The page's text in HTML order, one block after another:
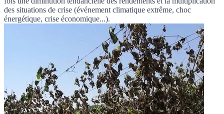
des situations de crise (événement climatique extrême, choc
énergétique, crise économique...).